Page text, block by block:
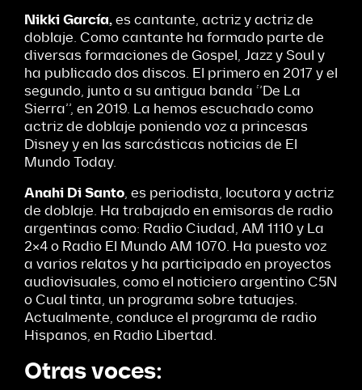
NikkiGarcía,es cantante, actriz y actriz de
doblaje. Como cantante ha formado parte de
diversas formaciones de Gospel, Jazz y Soul y
ha publicado dos discos. El primero en 2017 y el
segundo, junto a su antigua banda ‘’De La
Sierra’’, en 2019. La hemos escuchado como
actriz de doblaje poniendo voz a princesas
Disney y en las sarcásticas noticias de El
Mundo Today.
Anahi Di Santo, es periodista, locutora y actriz
de doblaje. Ha trabajado en emisoras de radio
argentinas como: Radio Ciudad, AM 1110 y La
2×4 o Radio El Mundo AM 1070. Ha puesto voz
a varios relatos y ha participado en proyectos
audiovisuales, como el noticiero argentino C5N
o Cual tinta, un programa sobre tatuajes.
Actualmente, conduce el programa de radio
Hispanos, en Radio Libertad.
Otras voces: